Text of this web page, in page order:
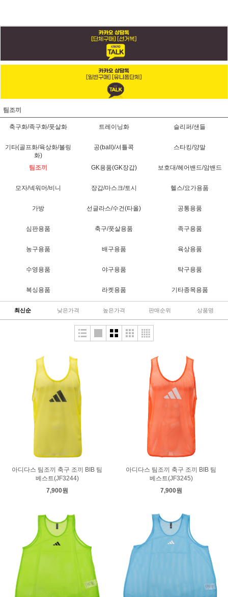
팀조끼
축구화/족구화/풋살화 트레이닝화 슬리퍼/샌들
기타(골프화/육상화/볼링
화)
공(ball)/셔틀콕 스타킹/양말
팀조끼 GK용품(GK장갑) 보호대/헤어밴드/암밴드
모자/넥워머/비니 장갑/마스크/토시 헬스/요가용품
가방 선글라스/수건(타올) 공통용품
심판용품 축구/풋살용품 족구용품
농구용품 배구용품 육상용품
수영용품 야구용품 탁구용품
복싱용품 라켓용품 기타종목용품
최신순 낮은가격 높은가격 판매순위 상품명
아디다스 팀조끼 축구 조끼 BIB 팀
베스트(JF3244)
7,900원
아디다스 팀조끼 축구 조끼 BIB 팀
베스트(JF3245)
7,900원